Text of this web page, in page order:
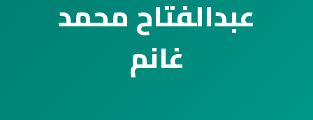
عبدالفتاح محمد
غانم